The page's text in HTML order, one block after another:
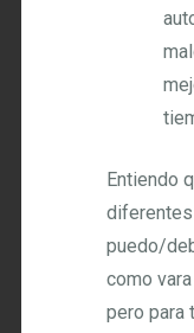
Entiendo
puedo/
como
pero para